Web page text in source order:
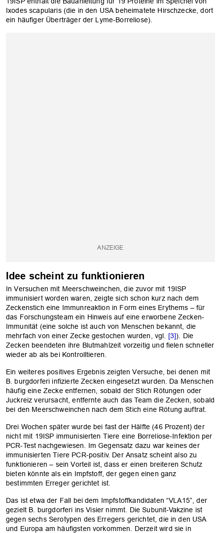
Ixodes scapularis (die in den USA beheimatete Hirschzecke, dort
ein häufiger Überträger der Lyme-Borreliose).
Idee scheint zu funktionieren
In Versuchen mit Meerschweinchen, die zuvor mit 19ISP
immunisiert worden waren, zeigte sich schon kurz nach dem
Zeckenstich eine Immunreaktion in Form eines Erythems – für
das Forschungsteam ein Hinweis auf eine erworbene Zecken-
Immunität (eine solche ist auch von Menschen bekannt, die
mehrfach von einer Zecke gestochen wurden, vgl. [3]). Die
Zecken beendeten ihre Blutmahlzeit vorzeitig und fielen schneller
wieder ab als bei Kontrolltieren.
Ein weiteres positives Ergebnis zeigten Versuche, bei denen mit
B. burgdorferi infizierte Zecken eingesetzt wurden. Da Menschen
häufig eine Zecke entfernen, sobald der Stich Rötungen oder
Juckreiz verursacht, entfernte auch das Team die Zecken, sobald
bei den Meerschweinchen nach dem Stich eine Rötung auftrat.
Drei Wochen später wurde bei fast der Hälfte (46 Prozent) der
nicht mit 19ISP immunisierten Tiere eine Borreliose-Infektion per
PCR-Test nachgewiesen. Im Gegensatz dazu war keines der
immunisierten Tiere PCR-positiv. Der Ansatz scheint also zu
funktionieren – sein Vorteil ist, dass er einen breiteren Schutz
bieten könnte als ein Impfstoff, der gegen einen ganz
bestimmten Erreger gerichtet ist.
Das ist etwa der Fall bei dem Impfstoffkandidaten “VLA15”, der
gezielt B. burgdorferi ins Visier nimmt. Die Subunit-Vakzine ist
gegen sechs Serotypen des Erregers gerichtet, die in den USA
und Europa am häufigsten vorkommen. Derzeit wird sie in